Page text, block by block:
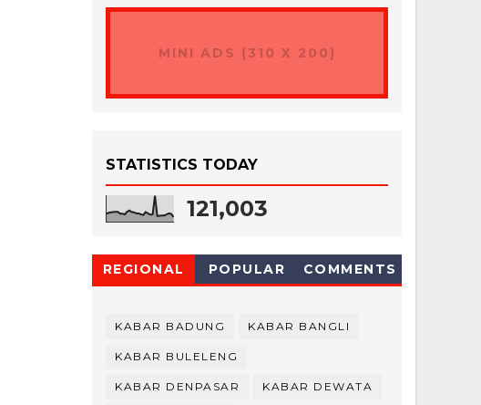
MINI ADS (310 X 200)
STATISTICS TODAY
121,003
REGIONAL POPULAR COMMENTS
KABAR BADUNG KABAR BANGLI
KABAR BULELENG
KABAR DENPASAR KABAR DEWATA